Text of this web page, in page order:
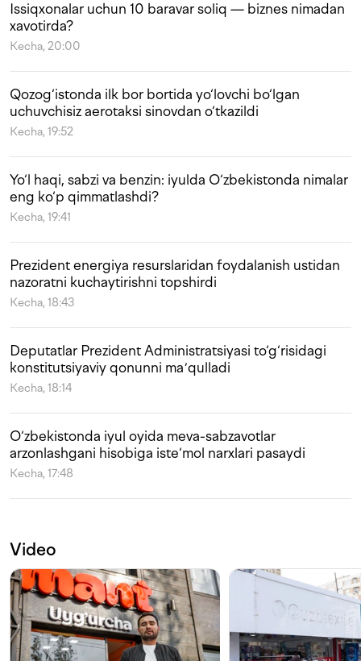
Issiqxonalar uchun 10 baravar soliq — biznes nimadan
xavotirda?
Kecha, 20:00
Qozog‘istonda ilk bor bortida yo‘lovchi bo‘lgan
uchuvchisiz aerotaksi sinovdan o‘tkazildi
Kecha, 19:52
Yo‘l haqi, sabzi va benzin: iyulda O‘zbekistonda nimalar
eng ko‘p qimmatlashdi?
Kecha, 19:41
Prezident energiya resurslaridan foydalanish ustidan
nazoratni kuchaytirishni topshirdi
Kecha, 18:43
Deputatlar Prezident Administratsiyasi to‘g‘risidagi
konstitutsiyaviy qonunni maʼqulladi
Kecha, 18:14
O‘zbekistonda iyul oyida meva-sabzavotlar
arzonlashgani hisobiga iste‘mol narxlari pasaydi
Kecha, 17:48
Video